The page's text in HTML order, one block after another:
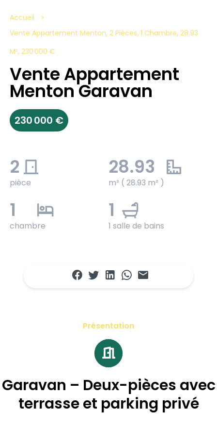
Accueil
Vente Appartement Menton, 2 Pièces, 1 Chambre, 28.93
M², 230 000 €
Vente Appartement
Menton Garavan
230 000 €
2
pièce
28.93
m² ( 28.93 m² )
1
chambre
1
1 salle de bains
Présentation
Garavan – Deux-pièces avec
terrasse et parking privé